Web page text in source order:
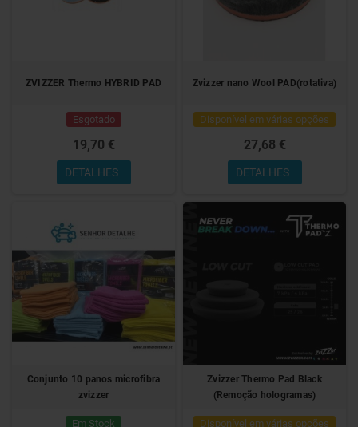
ZVIZZER Thermo HYBRID PAD
Esgotado
19,70 €
DETALHES
Zvizzer nano Wool PAD(rotativa)
Disponível em várias opções
27,68 €
DETALHES
Conjunto 10 panos microfibra
zvizzer
Em Stock
Zvizzer Thermo Pad Black
(Remoção hologramas)
Disponível em várias opções